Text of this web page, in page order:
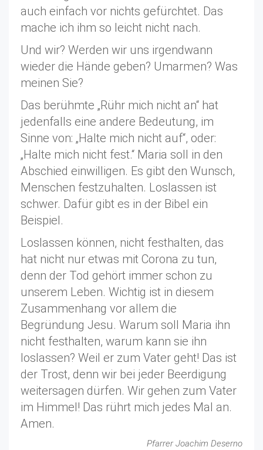
auch einfach vor nichts gefürchtet. Das
mache ich ihm so leicht nicht nach.
Und wir? Werden wir uns irgendwann
wieder die Hände geben? Umarmen? Was
meinen Sie?
Das berühmte „Rühr mich nicht an“ hat
jedenfalls eine andere Bedeutung, im
Sinne von: „Halte mich nicht auf“, oder:
„Halte mich nicht fest.“ Maria soll in den
Abschied einwilligen. Es gibt den Wunsch,
Menschen festzuhalten. Loslassen ist
schwer. Dafür gibt es in der Bibel ein
Beispiel.
Loslassen können, nicht festhalten, das
hat nicht nur etwas mit Corona zu tun,
denn der Tod gehört immer schon zu
unserem Leben. Wichtig ist in diesem
Zusammenhang vor allem die
Begründung Jesu. Warum soll Maria ihn
nicht festhalten, warum kann sie ihn
loslassen? Weil er zum Vater geht! Das ist
der Trost, denn wir bei jeder Beerdigung
weitersagen dürfen. Wir gehen zum Vater
im Himmel! Das rührt mich jedes Mal an.
Amen.
Pfarrer Joachim Deserno